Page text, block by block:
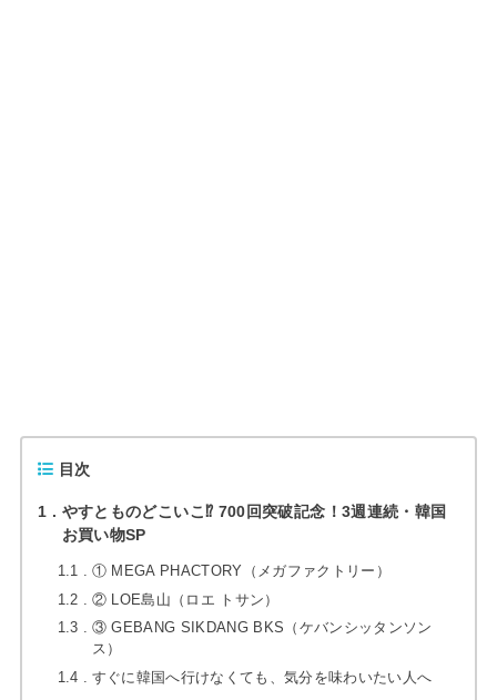
目次
1
やすとものどこいこ⁉︎ 700回突破記念！3週連続・韓国
お買い物SP
1.1
① MEGA PHACTORY（メガファクトリー）
1.2
② LOE島山（ロエ トサン）
1.3
③ GEBANG SIKDANG BKS（ケバンシッタンソン
ス）
1.4
すぐに韓国へ行けなくても、気分を味わいたい人へ